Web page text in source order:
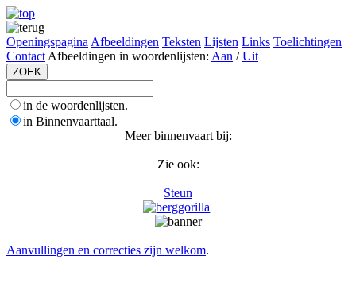
Openingspagina Afbeeldingen Teksten Lijsten Links Toelichtingen
Contact Afbeeldingen in woordenlijsten: Aan /Uit
in de woordenlijsten.
in Binnenvaarttaal.
Meer binnenvaart bij:
Zie ook:
Steun
Aanvullingen en correcties zijn welkom.